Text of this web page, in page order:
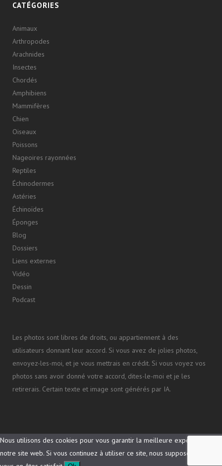
CATÉGORIES
Animaux
Arthropodes
Arachnides
Insectes
Chordés
Amphibiens
Mammifères
Chien
Oiseaux
Poissons
Nageoires rayonnées
Reptiles
Échinodermes
Astéries
Échinoïdes
Éponges
Blog
Dossiers
Liens externes
Vidéo
Dessin
Podcast
Les photos sont libres de droits, ou appartiennent à des
utilisateurs donnant leur accord. Si vous avez de jolies photos,
envoyez-les-moi, et je vous mettrais en crédit. Si vous voyez vos
photos sans avoir donné votre accord, dites-le-moi et je les
retirerais. Certain texte et image sont générés par IA.
Nous utilisons des cookies pour vous garantir la meilleure expérience sur
notre site web. Si vous continuez à utiliser ce site, nous supposerons que